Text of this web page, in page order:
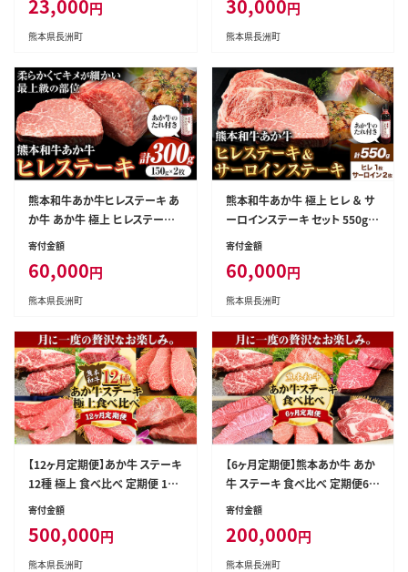
(土日祝除く)》---sn_fskarsstk_
r7_60d_23000_400g---
23,000円
熊本県長洲町
k_r7_60d_30000_400g---
30,000円
熊本県長洲町
熊本和牛あか牛ヒレステーキ あ
か牛 あか牛 極上 ヒレステーキ
セット 300g 150g×2枚 あか牛
定(土日祝除く)》三協畜産 あか
牛 牛肉---sn_fskahrstk_r7_60
寄付金額
60,000円
熊本県長洲町
熊本和牛あか牛 極上 ヒレ ＆ サ
ーロインステーキ セット 550g
ヒレステーキ 150g×1枚 サーロ
以内に出荷予定(土日祝除く)》三
協畜産 あか牛 牛肉---sn_fskah
寄付金額
60,000円
熊本県長洲町
【12ヶ月定期便】あか牛 ステーキ
12種 極上 食べ比べ 定期便 12
回《お申込み月の翌月から出荷
イン ランプ 肩ロース イチボ 三
角バラ カイノミ ミスジ クリミ ザ
寄付金額
500,000円
熊本県長洲町
【6ヶ月定期便】熊本あか牛 あか
牛 ステーキ 食べ比べ 定期便6回
（6ヶ月） 《お申込み月の翌月から
ーロイン ミスジ ランプ イチボ
三角バラ ヒレ リブロース あか
寄付金額
200,000円
熊本県長洲町